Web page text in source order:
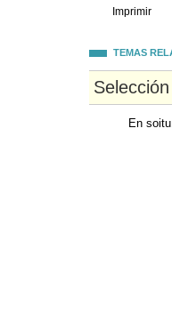
Imprimir
TEMAS
En